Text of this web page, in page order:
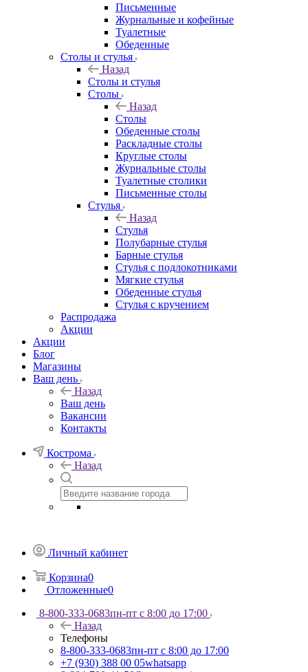
Письменные
Журнальные и кофейные
Туалетные
Обеденные
Столы и стулья
Назад
Столы и стулья
Столы
Назад
Столы
Обеденные столы
Раскладные столы
Круглые столы
Журнальные столы
Туалетные столики
Письменные столы
Стулья
Назад
Стулья
Полубарные стулья
Барные стулья
Стулья с подлокотниками
Мягкие стулья
Обеденные стулья
Стулья с кручением
Распродажа
Акции
Акции
Блог
Магазины
Ваш день
Назад
Ваш день
Вакансии
Контакты
Кострома
Назад
Личный кабинет
Корзина0
Отложенные0
8-800-333-0683пн-пт с 8:00 до 17:00
Назад
Телефоны
8-800-333-0683пн-пт с 8:00 до 17:00
+7 (930) 388 00 05whatsapp